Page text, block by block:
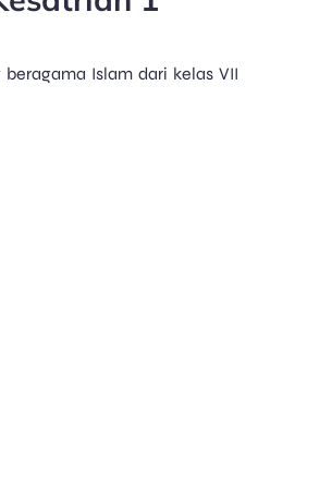
Islam dari kelas VII